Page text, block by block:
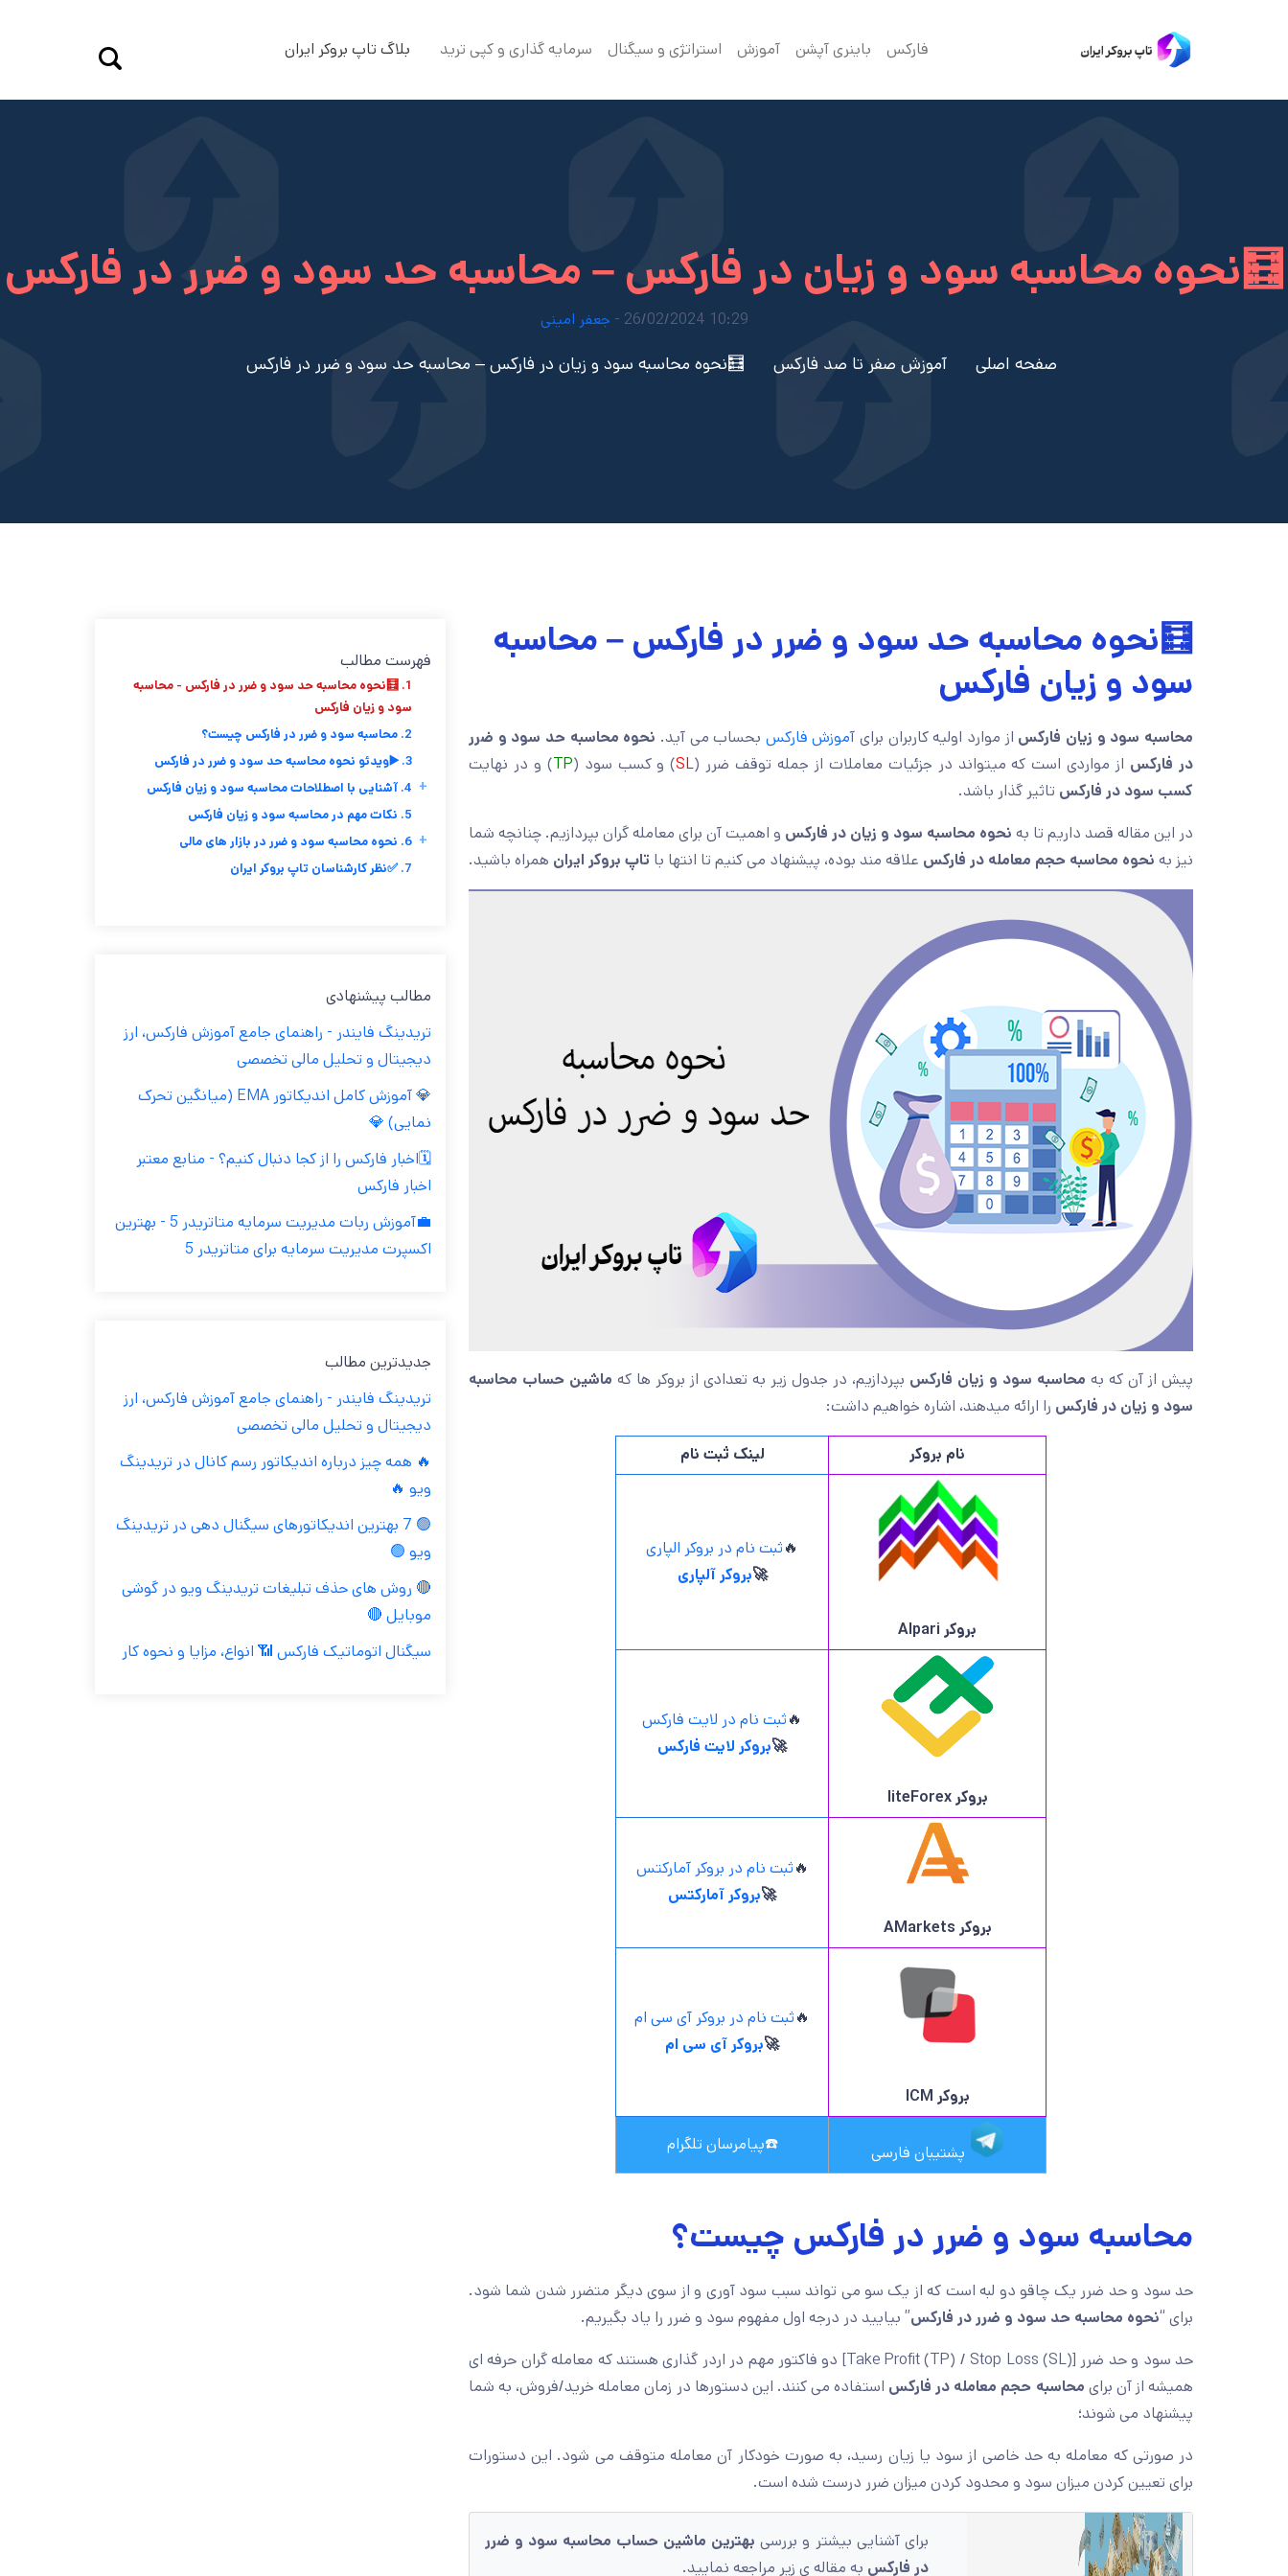
فارکس باینری آپشن آموزش استراتژی و سیگنال سرمایه گذاری و کپی ترید بلاگ تاپ بروکر ایران
🧮نحوه محاسبه سود و زیان در فارکس – محاسبه حد سود و ضرر در فارکس
10:29 26/02/2024 - جعفر امینی
صفحه اصلی آموزش صفر تا صد فارکس 🧮نحوه محاسبه سود و زیان در فارکس – محاسبه حد سود و ضرر در فارکس
🧮نحوه محاسبه حد سود و ضرر در فارکس – محاسبه
سود و زیان فارکس
محاسبه سود و زیان فارکس از موارد اولیه کاربران برای آموزش فارکسبحساب می آید. نحوه محاسبه حد سود و ضرر
در فارکس از مواردی است که میتواند در جزئیات معاملات از جمله توقف ضرر (SL) و کسب سود (TP) و در نهایت
کسب سود در فارکس تاثیر گذار باشد.
در این مقاله قصد داریم تا به نحوه محاسبه سود و زیان در فارکس و اهمیت آن برای معامله گران بپردازیم. چنانچه شما
نیز به نحوه محاسبه حجم معامله در فارکس علاقه مند بوده، پیشنهاد می کنیم تا انتها با تاپ بروکر ایران همراه باشید.
پیش از آن که به محاسبه سود و زیان فارکس بپردازیم، در جدول زیر به تعدادی از بروکر ها که ماشین حساب محاسبه
سود و زیان در فارکس را ارائه میدهند، اشاره خواهیم داشت:
نام بروکر لینک ثبت نام
بروکر Alpari
🔥ثبت نام در بروکر الپاری
🚀بروکر آلپاری
بروکرliteForex
🔥ثبت نام در لایت فارکس
🚀بروکر لایت فارکس
بروکر AMarkets
🔥ثبت نام در بروکر آمارکتس
🚀بروکر آمارکتس
بروکر ICM
🔥ثبت نام در بروکر آی سی ام
🚀بروکر آی سی ام
پشتیبان فارسی ☎️پیامرسان تلگرام
محاسبه سود و ضرر در فارکس چیست؟
حد سود و حد ضرر یک چاقو دو لبه است که از یک سو می تواند سبب سود آوری و از سوی دیگر متضرر شدن شما شود.
برای “نحوه محاسبه حد سود و ضرر در فارکس” بیایید در درجه اول مفهوم سود و ضرر را یاد بگیریم.
حد سود و حد ضرر [Take Profit (TP) / Stop Loss (SL)] دو فاکتور مهم در اردر گذاری هستند که معامله گران حرفه ای
همیشه از آن برای محاسبه حجم معامله در فارکس استفاده می کنند. این دستورها در زمان معامله خرید/فروش، به شما
پیشنهاد می شوند؛
در صورتی که معامله به حد خاصی از سود یا زیان رسید، به صورت خودکار آن معامله متوقف می شود. این دستورات
برای تعیین کردن میزان سود و محدود کردن میزان ضرر درست شده است.
برای آشنایی بیشتر و بررسی بهترین ماشین حساب محاسبه سود و ضرر
در فارکس به مقاله ی زیر مراجعه نمایید.
فهرست مطالب
1. 🧮نحوه محاسبه حد سود و ضرر در فارکس - محاسبه
سود و زیان فارکس
2. محاسبه سود و ضرر در فارکس چیست؟
3. ▶️ویدئو نحوه محاسبه حد سود و ضرر در فارکس
4. آشنایی با اصطلاحات محاسبه سود و زیان فارکس +
5. نکات مهم در محاسبه سود و زیان فارکس
6. نحوه محاسبه سود و ضرر در بازار های مالی +
7. ✅نظر کارشناسان تاپ بروکر ایران
مطالب پیشنهادی
تریدینگ فایندر - راهنمای جامع آموزش فارکس، ارز
دیجیتال و تحلیل مالی تخصصی
💎 آموزش کامل اندیکاتور EMA (میانگین تحرک
نمایی) 💎
🗓️اخبار فارکس را از کجا دنبال کنیم؟ - منابع معتبر
اخبار فارکس
💼آموزش ربات مدیریت سرمایه متاتریدر 5 - بهترین
اکسپرت مدیریت سرمایه برای متاتریدر 5
جدیدترین مطالب
تریدینگ فایندر - راهنمای جامع آموزش فارکس، ارز
دیجیتال و تحلیل مالی تخصصی
🔥 همه چیز درباره اندیکاتور رسم کانال در تریدینگ
ویو 🔥
🟢 7 بهترین اندیکاتورهای سیگنال دهی در تریدینگ
ویو 🟢
🔴 روش های حذف تبلیغات تریدینگ ویو در گوشی
موبایل 🔴
سیگنال اتوماتیک فارکس 📶 انواع، مزایا و نحوه کار